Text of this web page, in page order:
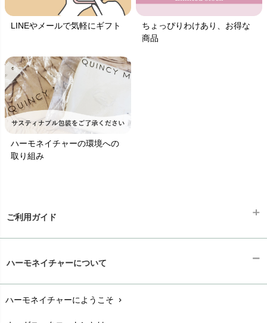
LINEやメールで気軽にギフト
ちょっぴりわけあり、お得な
商品
ハーモネイチャーの環境への
取り組み
ご利用ガイド
配送と送料chevron_right
ハーモネイチャーについて
ハーモネイチャーにようこそ chevron_right